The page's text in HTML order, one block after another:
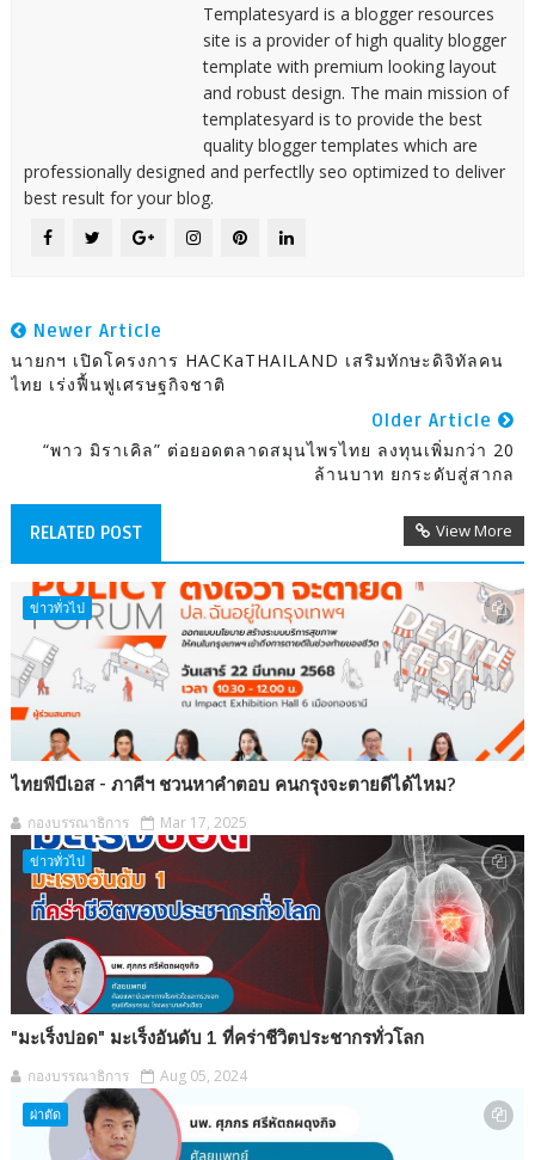
Templatesyard is a blogger resources
site is a provider of high quality blogger
template with premium looking layout
and robust design. The main mission of
templatesyard is to provide the best
quality blogger templates which are
professionally designed and perfectlly seo optimized to deliver
best result for your blog.
Newer Article
นายกฯ เปิดโครงการ HACKaTHAILAND เสริมทักษะดิจิทัลคน
ไทย เร่งฟื้นฟูเศรษฐกิจชาติ
Older Article
“พาว มิราเคิล” ต่อยอดตลาดสมุนไพรไทย ลงทุนเพิ่มกว่า 20
ล้านบาท ยกระดับสู่สากล
RELATED POST View More
ข่าวทั่วไป
ไทยพีบีเอส - ภาคีฯ ชวนหาคำตอบ คนกรุงจะตายดีได้ไหม?
กองบรรณาธิการ Mar 17, 2025
ข่าวทั่วไป
"มะเร็งปอด" มะเร็งอันดับ 1 ที่คร่าชีวิตประชากรทั่วโลก
กองบรรณาธิการ Aug 05, 2024
ผ่าตัด